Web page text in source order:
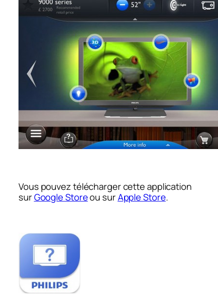
Vous pouvez télécharger cette application
surGoogle Storeou surApple Store.